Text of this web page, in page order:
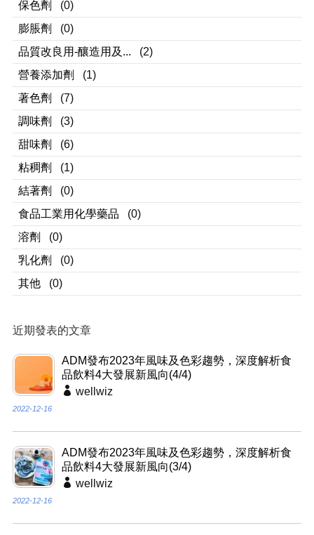
保色劑
(0)
膨脹劑
(0)
品質改良用-釀造用及...
(2)
營養添加劑
(1)
著色劑
(7)
調味劑
(3)
甜味劑
(6)
粘稠劑
(1)
結著劑
(0)
食品工業用化學藥品
(0)
溶劑
(0)
乳化劑
(0)
其他
(0)
近期發表的文章
ADM發布2023年風味及色彩趨勢，深度解析食
品飲料4大發展新風向(4/4)
wellwiz
2022-12-16
ADM發布2023年風味及色彩趨勢，深度解析食
品飲料4大發展新風向(3/4)
wellwiz
2022-12-16